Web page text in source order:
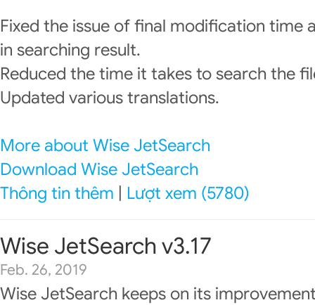
Fixed the issue of final modification time
in searching result.
Reduced the time it takes to search the
Updated various translations.
More about Wise JetSearch
Download Wise JetSearch
Thông tin thêm
Lượt xem (5780)
Wise JetSearch v3.17
Feb. 26, 2019
Wise JetSearch keeps on its